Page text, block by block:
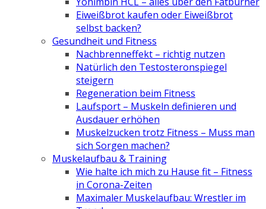
Eiweißbrot kaufen oder Eiweißbrot
selbst backen?
Gesundheit und Fitness
Nachbrenneffekt – richtig nutzen
Natürlich den Testosteronspiegel
steigern
Regeneration beim Fitness
Laufsport – Muskeln definieren und
Ausdauer erhöhen
Muskelzucken trotz Fitness – Muss man
sich Sorgen machen?
Muskelaufbau & Training
Wie halte ich mich zu Hause fit – Fitness
in Corona-Zeiten
Maximaler Muskelaufbau: Wrestler im